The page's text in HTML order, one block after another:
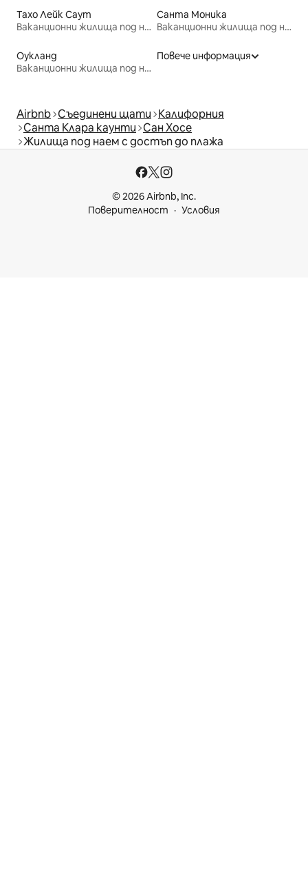
Тахо Лейк Саут
Ваканционни жилища под наем
Санта Моника
Ваканционни жилища под наем
Оукланд
Ваканционни жилища под наем
Повече информация
Airbnb Съединени щати Калифорния
Санта Клара каунти Сан Хосе
Жилища под наем с достъп до плажа
© 2026 Airbnb, Inc.
Поверителност
Условия